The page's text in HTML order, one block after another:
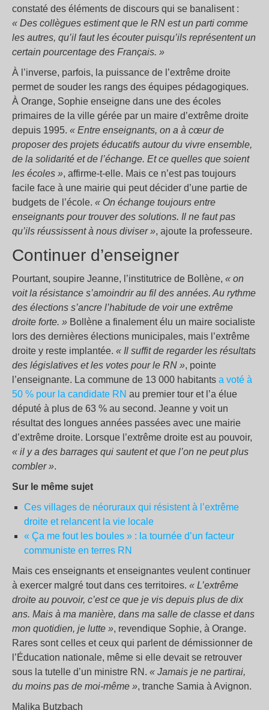
constaté des éléments de discours qui se banalisent :
« Des collègues estiment que le RN est un parti comme
les autres, qu’il faut les écouter puisqu’ils représentent un
certain pourcentage des Français. »
À l’inverse, parfois, la puissance de l’extrême droite
permet de souder les rangs des équipes pédagogiques.
À Orange, Sophie enseigne dans une des écoles
primaires de la ville gérée par un maire d’extrême droite
depuis 1995. « Entre enseignants, on a à cœur de
proposer des projets éducatifs autour du vivre ensemble,
de la solidarité et de l’échange. Et ce quelles que soient
les écoles », affirme-t-elle. Mais ce n’est pas toujours
facile face à une mairie qui peut décider d’une partie de
budgets de l’école. « On échange toujours entre
enseignants pour trouver des solutions. Il ne faut pas
qu’ils réussissent à nous diviser », ajoute la professeure.
Continuer d’enseigner
Pourtant, soupire Jeanne, l’institutrice de Bollène, « on
voit la résistance s’amoindrir au fil des années. Au rythme
des élections s’ancre l’habitude de voir une extrême
droite forte. » Bollène a finalement élu un maire socialiste
lors des dernières élections municipales, mais l’extrême
droite y reste implantée. « Il suffit de regarder les résultats
des législatives et les votes pour le RN », pointe
l’enseignante. La commune de 13 000 habitants a voté à
50 % pour la candidate RN au premier tour et l’a élue
député à plus de 63 % au second. Jeanne y voit un
résultat des longues années passées avec une mairie
d’extrême droite. Lorsque l’extrême droite est au pouvoir,
« il y a des barrages qui sautent et que l’on ne peut plus
combler ».
Sur le même sujet
Ces villages de néoruraux qui résistent à l’extrême
droite et relancent la vie locale
« Ça me fout les boules » : la tournée d’un facteur
communiste en terres RN
Mais ces enseignants et enseignantes veulent continuer
à exercer malgré tout dans ces territoires. « L’extrême
droite au pouvoir, c’est ce que je vis depuis plus de dix
ans. Mais à ma manière, dans ma salle de classe et dans
mon quotidien, je lutte », revendique Sophie, à Orange.
Rares sont celles et ceux qui parlent de démissionner de
l’Éducation nationale, même si elle devait se retrouver
sous la tutelle d’un ministre RN. « Jamais je ne partirai,
du moins pas de moi-même », tranche Samia à Avignon.
Malika Butzbach